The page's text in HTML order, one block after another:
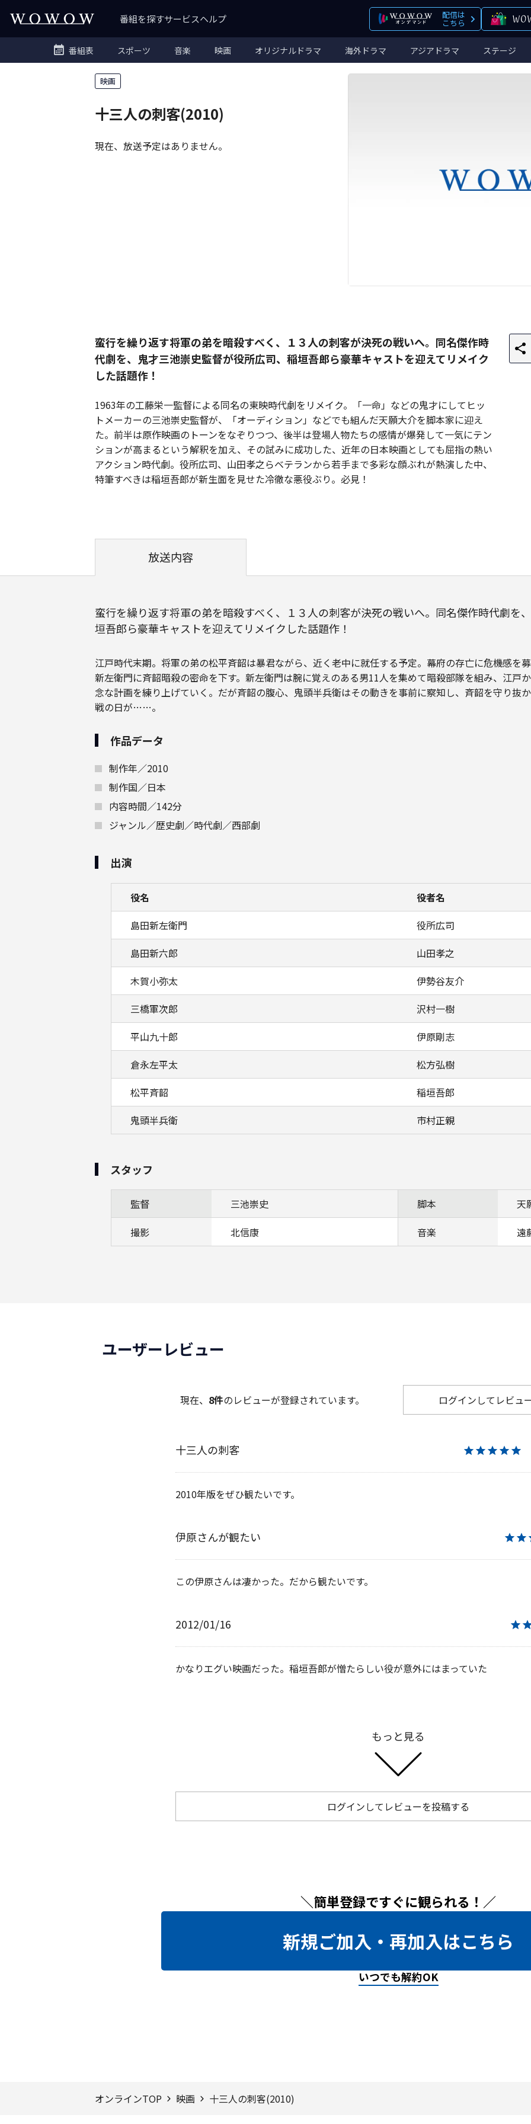
番組を探すサービスヘルプ 配信は
こちら
番組表 スポーツ 音楽 映画 オリジナルドラマ 海外ドラマ アジアドラマ ステージ
映画
十三人の刺客(2010)
現在、放送予定はありません。
蛮行を繰り返す将軍の弟を暗殺すべく、１３人の刺客が決死の戦いへ。同名傑作時
代劇を、鬼才三池崇史監督が役所広司、稲垣吾郎ら豪華キャストを迎えてリメイク
した話題作！
1963年の工藤栄一監督による同名の東映時代劇をリメイク。「一命」などの鬼才にしてヒッ
トメーカーの三池崇史監督が、「オーディション」などでも組んだ天願大介を脚本家に迎え
た。前半は原作映画のトーンをなぞりつつ、後半は登場人物たちの感情が爆発して一気にテン
ションが高まるという解釈を加え、その試みに成功した、近年の日本映画としても屈指の熱い
アクション時代劇。役所広司、山田孝之らベテランから若手まで多彩な顔ぶれが熱演した中、
特筆すべきは稲垣吾郎が新生面を見せた冷徹な悪役ぶり。必見！
放送内容
蛮行を繰り返す将軍の弟を暗殺すべく、１３人の刺客が決死の戦いへ。同名傑作時代劇を
垣吾郎ら豪華キャストを迎えてリメイクした話題作！
江戸時代末期。将軍の弟の松平斉韶は暴君ながら、近く老中に就任する予定。幕府の存亡に危機感を
新左衛門に斉韶暗殺の密命を下す。新左衛門は腕に覚えのある男11人を集めて暗殺部隊を組み、江戸
念な計画を練り上げていく。だが斉韶の腹心、鬼頭半兵衛はその動きを事前に察知し、斉韶を守り抜
戦の日が……。
作品データ
制作年／2010
制作国／日本
内容時間／142分
ジャンル／歴史劇／時代劇／西部劇
出演
役名
役者名
島田新左衛門
役所広司
島田新六郎
山田孝之
木賀小弥太
伊勢谷友介
三橋軍次郎
沢村一樹
平山九十郎
伊原剛志
倉永左平太
松方弘樹
松平斉韶
稲垣吾郎
鬼頭半兵衛
市村正親
スタッフ
監督 三池崇史 脚本
天
撮影
北信康 音楽 遠
ユーザーレビュー
現在、 8件のレビューが登録されています。 ログインしてレビュ
十三人の刺客 ★★★★★
2010年版をぜひ観たいです。
伊原さんが観たい
この伊原さんは凄かった。だから観たいです。
2012/01/16
かなりエグい映画だった。稲垣吾郎が憎たらしい役が意外にはまっていた
もっと見る
ログインしてレビューを投稿する
＼簡単登録ですぐに観られる！／
新規ご加入・再加入はこちら
いつでも解約OK
オンラインTOP 映画 十三人の刺客(2010)